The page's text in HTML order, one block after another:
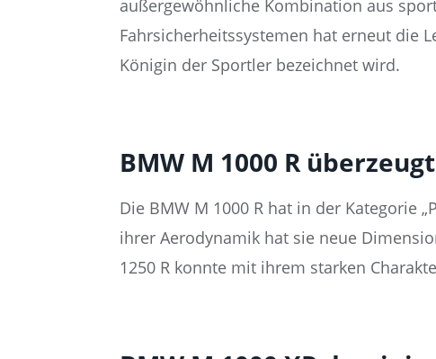
außergewöhnliche Kombination aus
Fahrsicherheitssystemen hat erneut die
Königin der Sportler bezeichnet wird.
BMW M 1000 R
Die BMW M 1000 R hat in der Kategorie
ihrer Aerodynamik hat sie neue
1250 R konnte mit ihrem starken